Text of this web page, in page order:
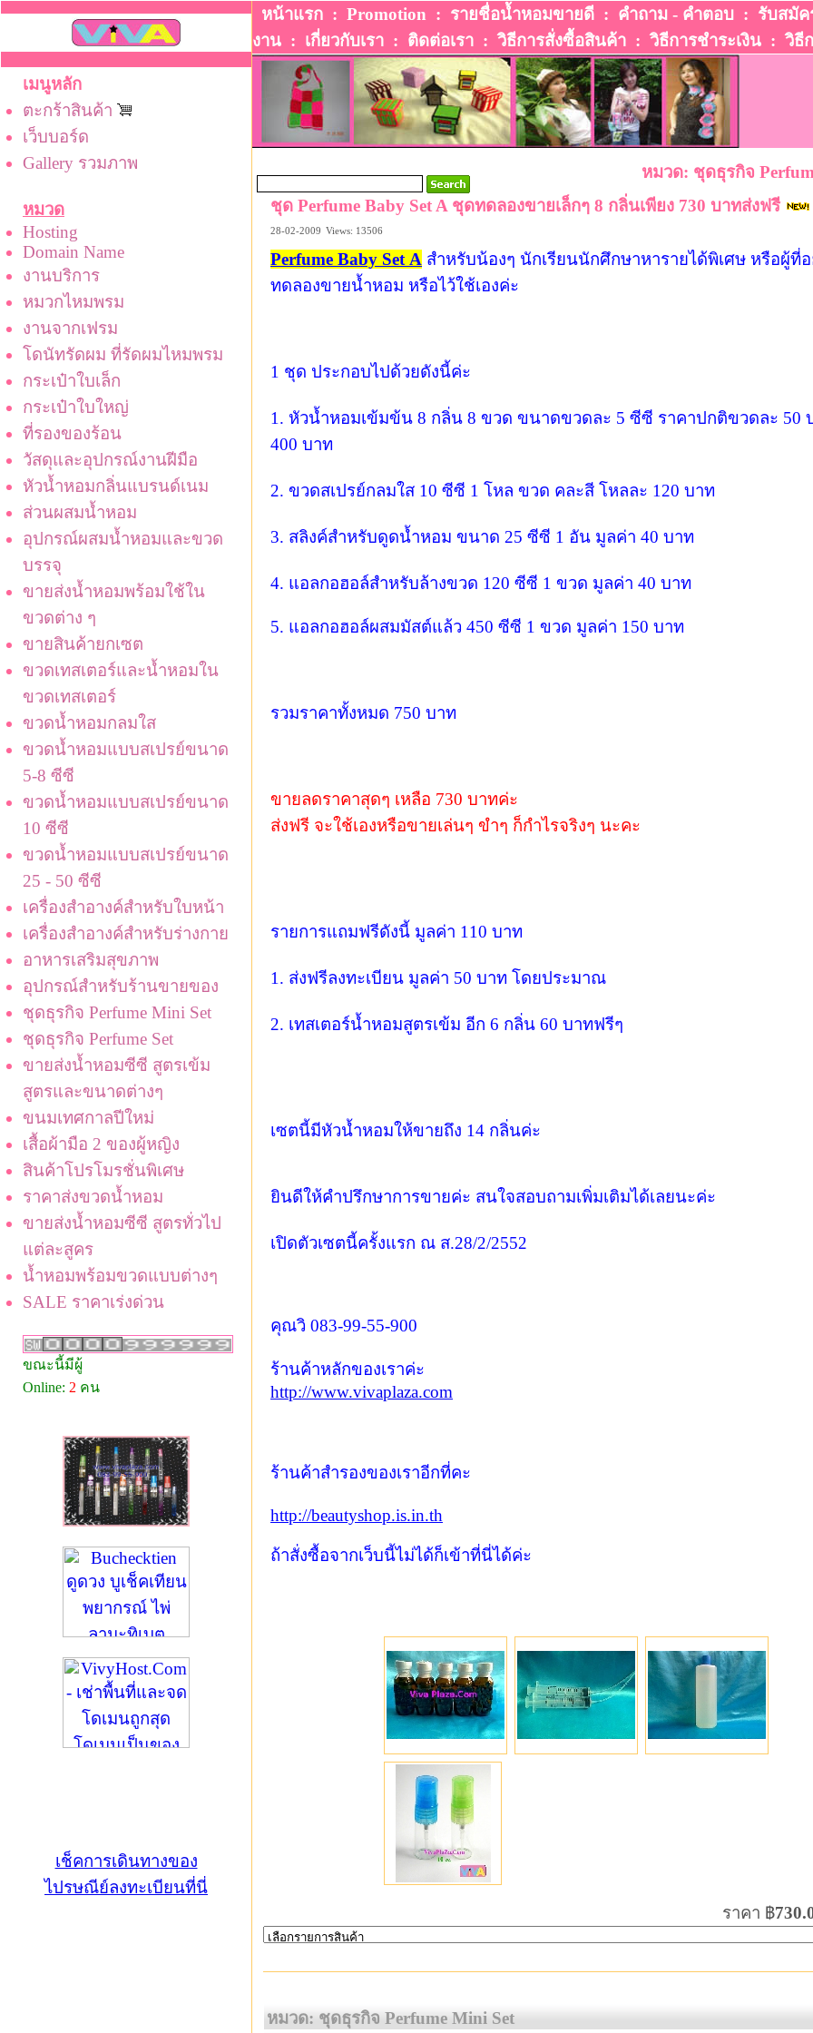
เมนูหลัก
ตะกร้าสินค้า
เว็บบอร์ด
Gallery รวมภาพ
หมวด
Hosting
Domain Name
งานบริการ
หมวกไหมพรม
งานจากเฟรม
โดนัทรัดผม ที่รัดผมไหมพรม
กระเป๋าใบเล็ก
กระเป๋าใบใหญ่
ที่รองของร้อน
วัสดุและอุปกรณ์งานฝีมือ
หัวน้ำหอมกลิ่นแบรนด์เนม
ส่วนผสมน้ำหอม
อุปกรณ์ผสมน้ำหอมและขวด
บรรจุ
ขายส่งน้ำหอมพร้อมใช้ใน
ขวดต่าง ๆ
ขายสินค้ายกเซต
ขวดเทสเตอร์และน้ำหอมใน
ขวดเทสเตอร์
ขวดน้ำหอมกลมใส
ขวดน้ำหอมแบบสเปรย์ขนาด
5-8 ซีซี
ขวดน้ำหอมแบบสเปรย์ขนาด
10 ซีซี
ขวดน้ำหอมแบบสเปรย์ขนาด
25 - 50 ซีซี
เครื่องสำอางค์สำหรับใบหน้า
เครื่องสำอางค์สำหรับร่างกาย
อาหารเสริมสุขภาพ
อุปกรณ์สำหรับร้านขายของ
ชุดธุรกิจ Perfume Mini Set
ชุดธุรกิจ Perfume Set
ขายส่งน้ำหอมซีซี สูตรเข้ม
สูตรและขนาดต่างๆ
ขนมเทศกาลปีใหม่
เสื้อผ้ามือ 2 ของผู้หญิง
สินค้าโปรโมรชั่นพิเศษ
ราคาส่งขวดน้ำหอม
ขายส่งน้ำหอมซีซี สูตรทั่วไป
แต่ละสูคร
น้ำหอมพร้อมขวดแบบต่างๆ
SALE ราคาเร่งด่วน
ขณะนี้มีผู้
Online: 2 คน
เช็คการเดินทางของ
ไปรษณีย์ลงทะเบียนที่นี่
หน้าแรก : Promotion : รายชื่อน้ำหอมขายดี : คำถาม - คำตอบ : รับสมัค
งาน : เกี่ยวกับเรา : ติดต่อเรา :วิธีการสั่งซื้อสินค้า :วิธีการชําระเงิน :วิธี
หมวด: ชุดธุรกิจ
ชุด Perfume Baby Set A ชุดทดลองขายเล็กๆ 8 กลิ่นเพียง 730 บาทส่งฟรี
28-02-2009 Views: 13506
Perfume Baby Set A สำหรับน้องๆ นักเรียนนักศึกษาหารายได้พิเศษ หรือผู้ที่
ทดลองขายน้ำหอม หรือไว้ใช้เองค่ะ
1 ชุด ประกอบไปด้วยดังนี้ค่ะ
1. หัวน้ำหอมเข้มข้น 8 กลิ่น 8 ขวด ขนาดขวดละ 5 ซีซี ราคาปกติขวดละ 50
400 บาท
2. ขวดสเปรย์กลมใส 10 ซีซี 1 โหล ขวด คละสี โหลละ 120 บาท
3. สลิงค์สำหรับดูดน้ำหอม ขนาด 25 ซีซี 1 อัน มูลค่า 40 บาท
4. แอลกอฮอล์สำหรับล้างขวด 120 ซีซี 1 ขวด มูลค่า 40 บาท
5. แอลกอฮอล์ผสมมัสต์แล้ว 450 ซีซี 1 ขวด มูลค่า 150 บาท
รวมราคาทั้งหมด 750 บาท
ขายลดราคาสุดๆ เหลือ 730 บาทค่ะ
ส่งฟรี จะใช้เองหรือขายเล่นๆ ขำๆ ก็กำไรจริงๆ นะคะ
รายการแถมฟรีดังนี้ มูลค่า 110 บาท
1. ส่งฟรีลงทะเบียน มูลค่า 50 บาท โดยประมาณ
2. เทสเตอร์น้ำหอมสูตรเข้ม อีก 6 กลิ่น 60 บาทฟรีๆ
เซตนี้มีหัวน้ำหอมให้ขายถึง 14 กลิ่นค่ะ
ยินดีให้คำปรึกษาการขายค่ะ สนใจสอบถามเพิ่มเติมได้เลยนะค่ะ
เปิดตัวเซตนี้ครั้งแรก ณ ส.28/2/2552
คุณวิ 083-99-55-900
ร้านค้าหลักของเราค่ะ
http://www.vivaplaza.com
ร้านค้าสำรองของเราอีกที่คะ
http://beautyshop.is.in.th
ถ้าสั่งซื้อจากเว็บนี้ไม่ได้ก็เข้าที่นี่ได้ค่ะ
ราคา ฿
หมวด: ชุดธุรกิจ Perfume Mini Set